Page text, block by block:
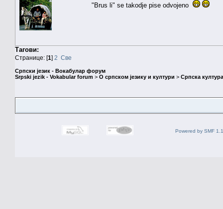
"Brus li" se takodje pise odvojeno
Тагови:
Странице: [1] 2 Све
Српски језик - Вокабулар форум
Srpski jezik - Vokabular forum > О српском језику и култури > Српска
Powered by SMF